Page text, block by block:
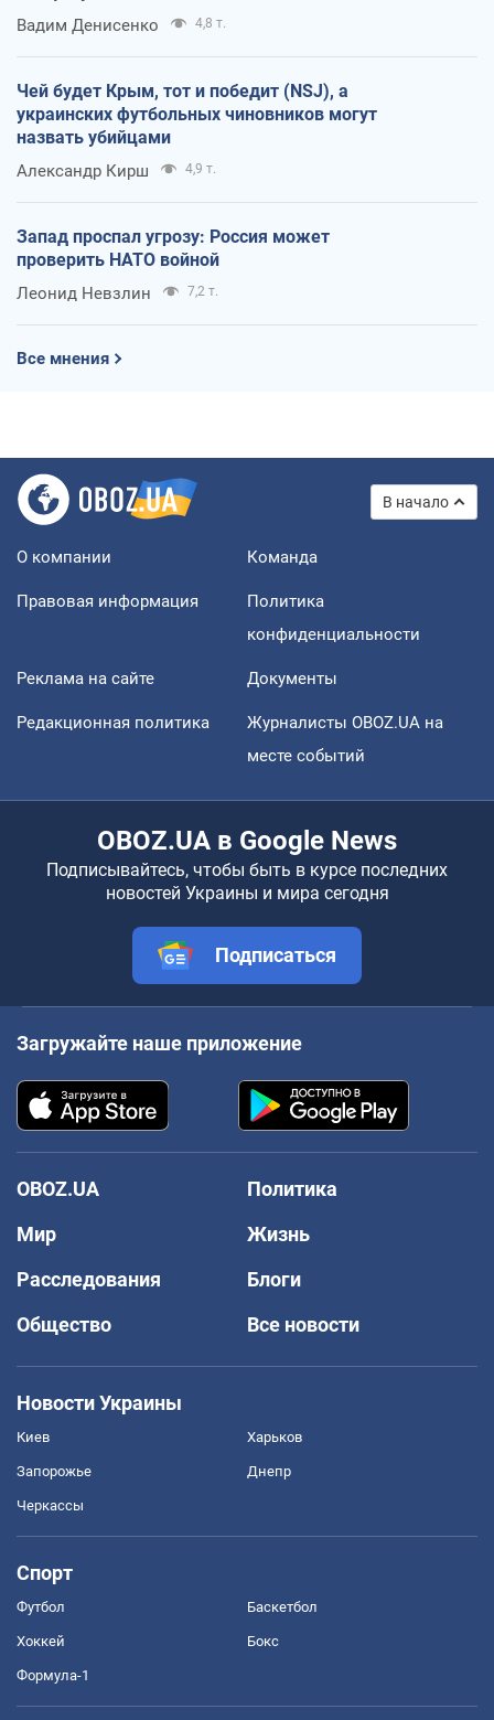
Вадим Денисенко 4,8 т.
Чей будет Крым, тот и победит (NSJ), а
украинских футбольных чиновников могут
назвать убийцами
Александр Кирш 4,9 т.
Запад проспал угрозу: Россия может
проверить НАТО войной
Леонид Невзлин 7,2 т.
Все мнения
В начало
О компании Команда
Правовая информация
Политика
конфиденциальности
Реклама на сайте Документы
Редакционная политика
Журналисты OBOZ.UA на
месте событий
OBOZ.UA в Google News
Подписывайтесь, чтобы быть в курсе последних
новостей Украины и мира сегодня
Подписаться
Загружайте наше приложение
OBOZ.UA
Политика
Мир
Жизнь
Расследования
Блоги
Общество
Все новости
Новости Украины
Киев Харьков
Запорожье Днепр
Черкассы
Спорт
Футбол Баскетбол
Хоккей Бокс
Формула-1